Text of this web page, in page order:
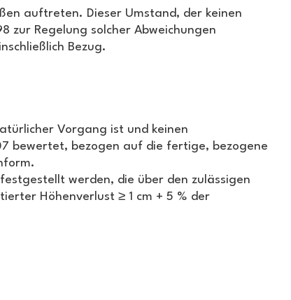
auftreten. Dieser Umstand, der keinen
zur Regelung solcher Abweichungen
Bezug.
Vorgang ist und keinen
bewertet, bezogen auf die fertige, bezogene
werden, die über den zulässigen
Höhenverlust ≥ 1 cm + 5 % der